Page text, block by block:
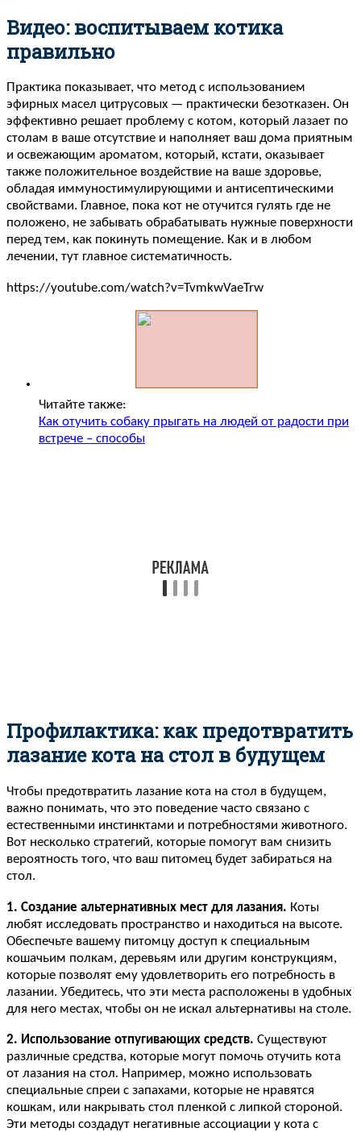
Видео: воспитываем котика
правильно
Практика показывает, что метод с использованием
эфирных масел цитрусовых — практически безотказен. Он
эффективно решает проблему с котом, который лазает по
столам в ваше отсутствие и наполняет ваш дома приятным
и освежающим ароматом, который, кстати, оказывает
также положительное воздействие на ваше здоровье,
обладая иммуностимулирующими и антисептическими
свойствами. Главное, пока кот не отучится гулять где не
положено, не забывать обрабатывать нужные поверхности
перед тем, как покинуть помещение. Как и в любом
лечении, тут главное систематичность.
https://youtube.com/watch?v=TvmkwVaeTrw
Читайте также:
Как отучить собаку прыгать на людей от радости при
встрече – способы
Профилактика: как предотвратить
лазание кота на стол в будущем
Чтобы предотвратить лазание кота на стол в будущем,
важно понимать, что это поведение часто связано с
естественными инстинктами и потребностями животного.
Вот несколько стратегий, которые помогут вам снизить
вероятность того, что ваш питомец будет забираться на
стол.
1. Создание альтернативных мест для лазания. Коты
любят исследовать пространство и находиться на высоте.
Обеспечьте вашему питомцу доступ к специальным
кошачьим полкам, деревьям или другим конструкциям,
которые позволят ему удовлетворить его потребность в
лазании. Убедитесь, что эти места расположены в удобных
для него местах, чтобы он не искал альтернативы на столе.
2. Использование отпугивающих средств. Существуют
различные средства, которые могут помочь отучить кота
от лазания на стол. Например, можно использовать
специальные спреи с запахами, которые не нравятся
кошкам, или накрывать стол пленкой с липкой стороной.
Эти методы создадут негативные ассоциации у кота с